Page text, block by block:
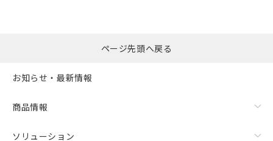
ページ先頭へ戻る
お知らせ・最新情報
商品情報
ソリューション